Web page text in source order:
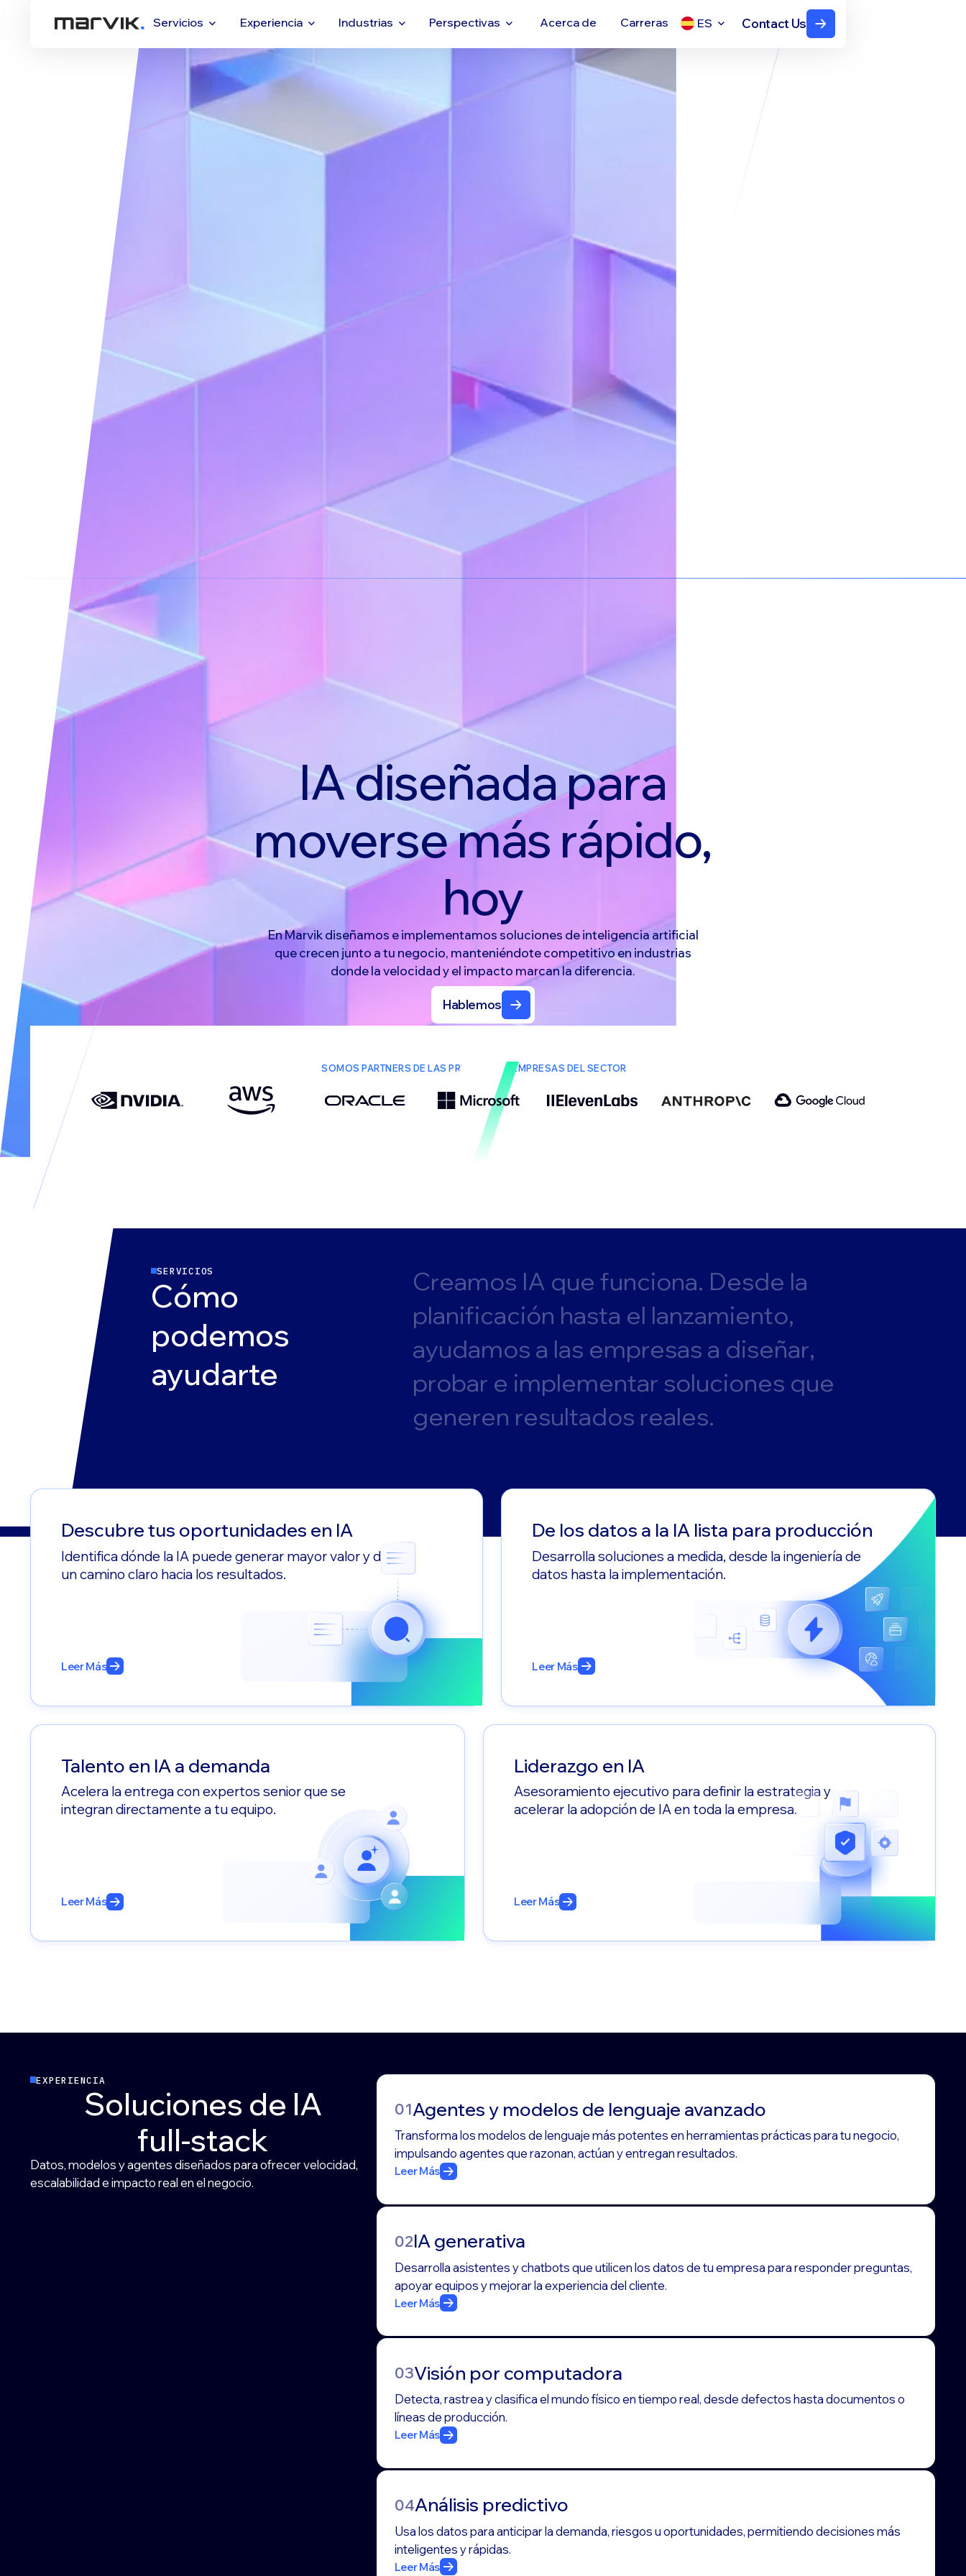
Servicios Experiencia Industrias Perspectivas Acerca de Carreras ES Contact Us
IA diseñada para
moverse más rápido,
hoy
En Marvik diseñamos e implementamos soluciones de inteligencia artificial
que crecen junto a tu negocio, manteniéndote competitivo en industrias
donde la velocidad y el impacto marcan la diferencia.
Hablemos
SOMOS PARTNERS DE LAS PRINCIPALES EMPRESAS DEL SECTOR
SERVICIOS
Cómo
podemos
ayudarte
Creamos IA que funciona. Desde la
planificación hasta el lanzamiento,
ayudamos a las empresas a diseñar,
probar e implementar soluciones que
generen resultados reales.
Descubre tus oportunidades en IA
Identifica dónde la IA puede generar mayor valor y define
un camino claro hacia los resultados.
Leer Más
De los datos a la IA lista para producción
Desarrolla soluciones a medida, desde la ingeniería de
datos hasta la implementación.
Leer Más
Talento en IA a demanda
Acelera la entrega con expertos senior que se
integran directamente a tu equipo.
Leer Más
Liderazgo en IA
Asesoramiento ejecutivo para definir la estrategia y
acelerar la adopción de IA en toda la empresa.
Leer Más
EXPERIENCIA
Soluciones de IA
full-stack
Datos, modelos y agentes diseñados para ofrecer velocidad,
escalabilidad e impacto real en el negocio.
01Agentes y modelos de lenguaje avanzado
Transforma los modelos de lenguaje más potentes en herramientas prácticas para tu negocio,
impulsando agentes que razonan, actúan y entregan resultados.
Leer Más
02IA generativa
Desarrolla asistentes y chatbots que utilicen los datos de tu empresa para responder preguntas,
apoyar equipos y mejorar la experiencia del cliente.
Leer Más
03Visión por computadora
Detecta, rastrea y clasifica el mundo físico en tiempo real, desde defectos hasta documentos o
líneas de producción.
Leer Más
04Análisis predictivo
Usa los datos para anticipar la demanda, riesgos u oportunidades, permitiendo decisiones más
inteligentes y rápidas.
Leer Más